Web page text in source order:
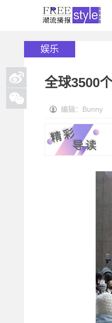
娱乐
全球3500
编辑：Bunny